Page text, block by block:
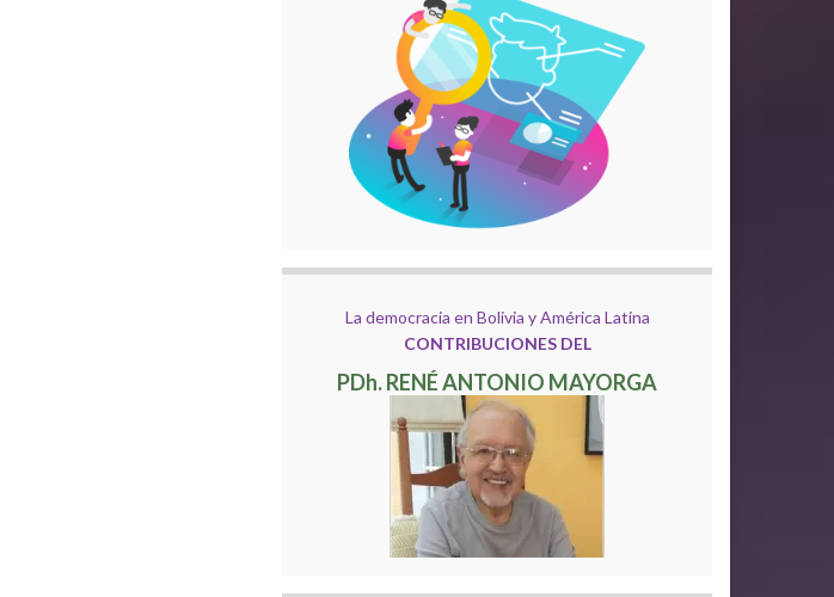
La democracia en Bolivia y América Latina
CONTRIBUCIONES DEL
PDh. RENÉ ANTONIO MAYORGA